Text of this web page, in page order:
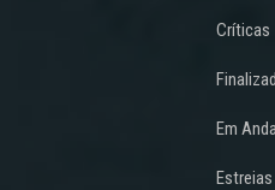
Críticas
Em
Estreias